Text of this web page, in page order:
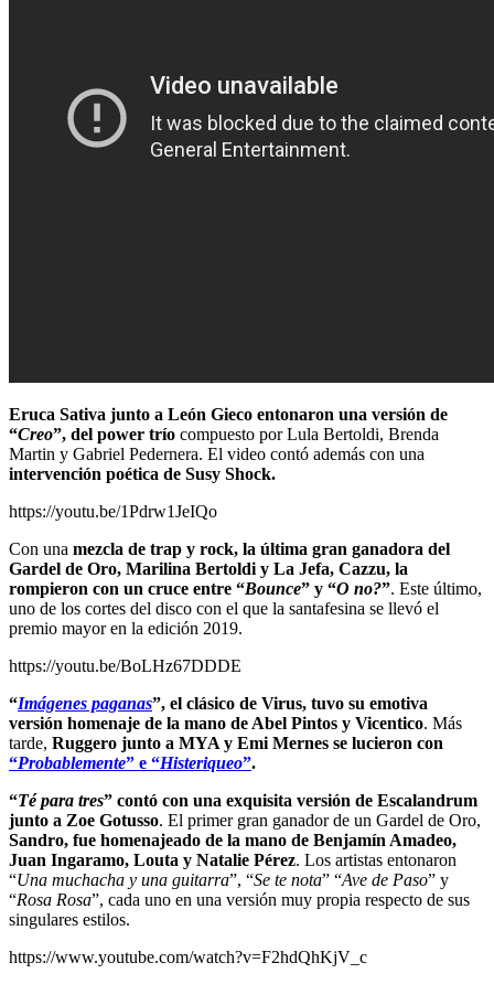
Eruca Sativa junto a León Gieco entonaron una versión de
“Creo”, del power trío compuesto por Lula Bertoldi, Brenda
Martin y Gabriel Pedernera. El video contó además con una
intervención poética de Susy Shock.
https://youtu.be/1Pdrw1JeIQo
Con una mezcla de trap y rock, la última gran ganadora del
Gardel de Oro, Marilina Bertoldi y La Jefa, Cazzu, la
rompieron con un cruce entre “Bounce” y “O no?”. Este último,
uno de los cortes del disco con el que la santafesina se llevó el
premio mayor en la edición 2019.
https://youtu.be/BoLHz67DDDE
“Imágenes paganas”, el clásico de Virus, tuvo su emotiva
versión homenaje de la mano de Abel Pintos y Vicentico. Más
tarde, Ruggero junto a MYA y Emi Mernes se lucieron con
“Probablemente” e “Histeriqueo”.
“Té para tres” contó con una exquisita versión de Escalandrum
junto a Zoe Gotusso. El primer gran ganador de un Gardel de Oro,
Sandro, fue homenajeado de la mano de Benjamín Amadeo,
Juan Ingaramo, Louta y Natalie Pérez. Los artistas entonaron
“Una muchacha y una guitarra”, “Se te nota” “Ave de Paso” y
“Rosa Rosa”, cada uno en una versión muy propia respecto de sus
singulares estilos.
https://www.youtube.com/watch?v=F2hdQhKjV_c